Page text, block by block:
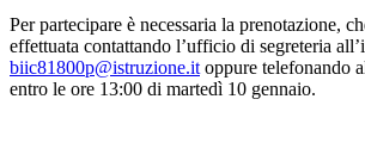
Per partecipare è necessaria la prenotazione,
effettuata contattando l’ufficio di segreteria
biic81800p@istruzione.it oppure telefonando
entro le ore 13:00 di martedì 10 gennaio.